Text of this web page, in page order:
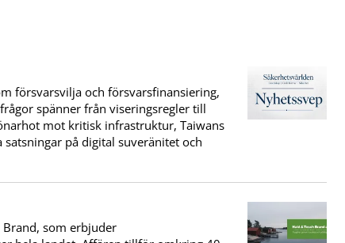
försvarsvilja och försvarsfinansiering,
spänner från viseringsregler till
mot kritisk infrastruktur, Taiwans
på digital suveränitet och
Brand, som erbjuder